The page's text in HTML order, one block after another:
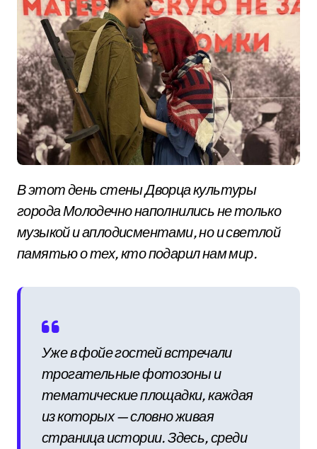
В этот день стены Дворца культуры
города Молодечно наполнились не только
музыкой и аплодисментами, но и светлой
памятью о тех, кто подарил нам мир.
Уже в фойе гостей встречали
трогательные фотозоны и
тематические площадки, каждая
из которых — словно живая
страница истории. Здесь, среди